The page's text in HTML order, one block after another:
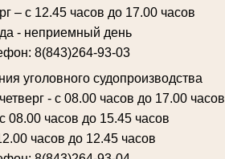
– с 12.45 часов до 17.00 часов
- неприемный день
8(843)264-93-03
уголовного судопроизводства
- с 08.00 часов до 17.00 часов
08.00 часов до 15.45 часов
часов до 12.45 часов